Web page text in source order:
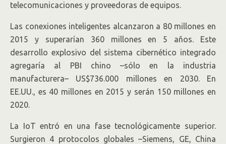
telecomunicaciones y proveedoras de equipos.
Las conexiones inteligentes alcanzaron a 80 millones en
2015 y superarían 360 millones en 5 años. Este
desarrollo explosivo del sistema cibernético integrado
agregaría al PBI chino –sólo en la industria
manufacturera– US$736.000 millones en 2030. En
EE.UU., es 40 millones en 2015 y serán 150 millones en
2020.
La IoT entró en una fase tecnológicamente superior.
Surgieron 4 protocolos globales –Siemens, GE, China